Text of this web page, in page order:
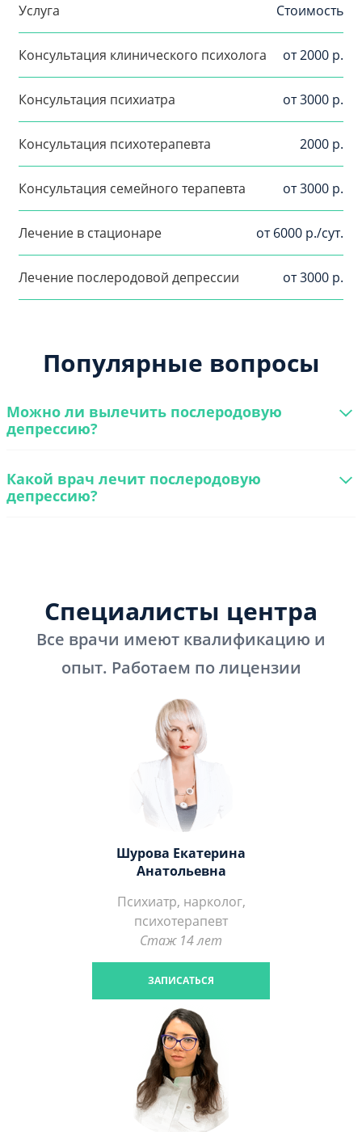
Услуга Стоимость
Консультация клинического психолога от 2000 р.
Консультация психиатра от 3000 р.
Консультация психотерапевта 2000 р.
Консультация семейного терапевта от 3000 р.
Лечение в стационаре от 6000 р./сут.
Лечение послеродовой депрессии от 3000 р.
Популярные вопросы
Можно ли вылечить послеродовую
депрессию?
Какой врач лечит послеродовую
депрессию?
Специалисты центра
Все врачи имеют квалификацию и
опыт. Работаем по лицензии
Шурова Екатерина
Анатольевна
Психиатр, нарколог,
психотерапевт
Стаж 14 лет
ЗАПИСАТЬСЯ